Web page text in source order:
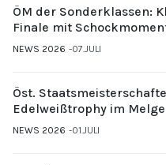
ÖM der Sonderklassen:
Finale mit
NEWS 2026 07.JULI
Öst.
Edelweißtrophy im
NEWS 2026 01.JULI